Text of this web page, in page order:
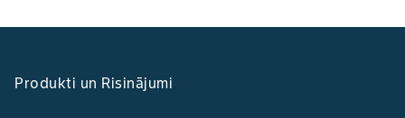
Produkti un Risinājumi